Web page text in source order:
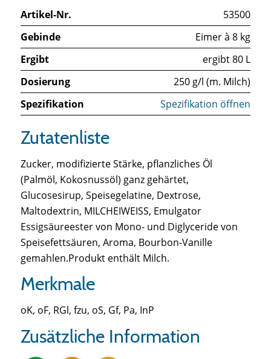
Artikel-Nr.
53500
Gebinde
Eimer à 8 kg
Ergibt
ergibt 80 L
Dosierung
250 g/l (m. Milch)
Spezifikation
Spezifikation öffnen
Zutatenliste
Zucker, modifizierte Stärke, pflanzliches Öl
(Palmöl, Kokosnussöl) ganz gehärtet,
Glucosesirup, Speisegelatine, Dextrose,
Maltodextrin, MILCHEIWEISS, Emulgator
Essigsäureester von Mono- und Diglyceride von
Speisefettsäuren, Aroma, Bourbon-Vanille
gemahlen.Produkt enthält Milch.
Merkmale
oK, oF, RGl, fzu, oS, Gf, Pa, InP
Zusätzliche Information